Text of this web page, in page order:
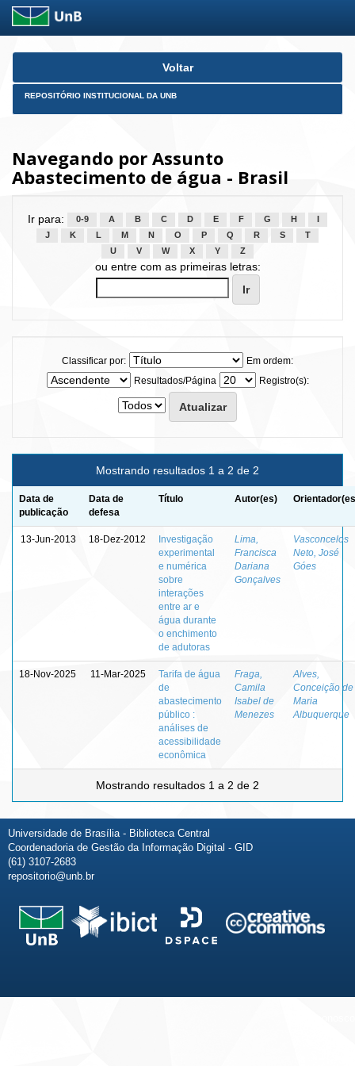
Skip
Voltar
REPOSITÓRIO INSTITUCIONAL DA UNB
Navegando por Assunto
Abastecimento de água - Brasil
Ir para: 0-9 A B C D E F G H
J
K L M N O P Q R S
T
U
V W X Y Z
ou entre com as primeiras letras:
Classificar por:
Em ordem:
Resultados/Página
Registro(s):
Mostrando resultados 1 a 2 de 2
Data de
publicação
Data de
defesa
Título Autor(es)
13-Jun-2013 18-Dez-2012
Investigação
experimental
e numérica
sobre
interações
entre ar e
água durante
o enchimento
de adutoras
Lima,
Francisca
Dariana
Gonçalves
Vasconcelos
Neto, José
Góes
18-Nov-2025 11-Mar-2025
Tarifa de água
de
abastecimento
público :
análises de
acessibilidade
econômica
Fraga,
Camila
Isabel de
Menezes
Alves,
Conceição de
Maria
Albuquerque
Mostrando resultados 1 a 2 de 2
Universidade de Brasília - Biblioteca Central
Coordenadoria de Gestão da Informação Digital - GID
(61) 3107-2683
repositorio@unb.br